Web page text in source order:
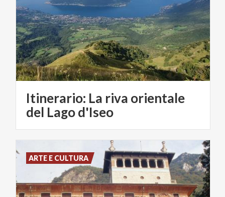
Itinerario: La riva orientale
del Lago d'Iseo
ARTE E CULTURA